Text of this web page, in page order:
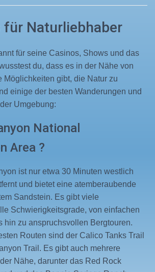
für Naturliebhaber
für seine Casinos, Shows und das
du, dass es in der Nähe von
Möglichkeiten gibt, die Natur zu
einige der besten Wanderungen und
Umgebung:
National
Area ?️
ist nur etwa 30 Minuten westlich
und bietet eine atemberaubende
Sandstein. Es gibt viele
Schwierigkeitsgrade, von einfachen
hin zu anspruchsvollen Bergtouren.
Routen sind der Calico Tanks Trail
Trail. Es gibt auch mehrere
Nähe, darunter das Red Rock